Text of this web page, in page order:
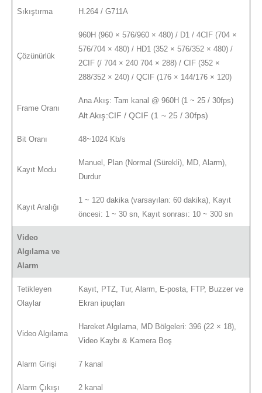
Sıkıştırma H.264 / G711A
Çözünürlük
960H (960 × 576/960 × 480) / D1 / 4CIF (704 ×
576/704 × 480) / HD1 (352 × 576/352 × 480) /
2CIF (/ 704 × 240 704 × 288) / CIF (352 ×
288/352 × 240) / QCIF (176 × 144/176 × 120)
Frame Oranı
Ana Akış: Tam kanal @ 960H (1 ~ 25 / 30fps)
Alt Akış:CIF / QCIF (1 ~ 25 / 30fps)
Bit Oranı 48~1024 Kb/s
Kayıt Modu
Manuel, Plan (Normal (Sürekli), MD, Alarm),
Durdur
Kayıt Aralığı
1 ~ 120 dakika (varsayılan: 60 dakika), Kayıt
öncesi: 1 ~ 30 sn, Kayıt sonrası: 10 ~ 300 sn
Video
Algılama ve
Alarm
Tetikleyen
Olaylar
Kayıt, PTZ, Tur, Alarm, E-posta, FTP, Buzzer ve
Ekran ipuçları
Video Algılama
Hareket Algılama, MD Bölgeleri: 396 (22 × 18),
Video Kaybı & Kamera Boş
Alarm Girişi 7 kanal
Alarm Çıkışı 2 kanal